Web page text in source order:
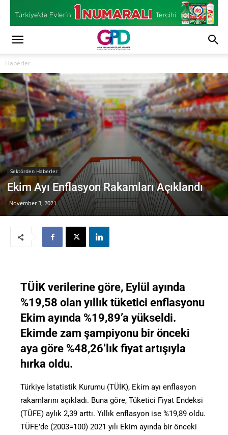
Haberler
Sektörden Haberler
Ekim Ayı Enflasyon Rakamları Açıklandı
November 3, 2021
TÜİK verilerine göre, Eylül ayında
%19,58 olan yıllık tüketici enflasyonu
Ekim ayında %19,89’a yükseldi.
Ekimde zam şampiyonu bir önceki
aya göre %48,26’lık fiyat artışıyla
hırka oldu.
Türkiye İstatistik Kurumu (TÜİK), Ekim ayı enflasyon
rakamlarını açıkladı. Buna göre, Tüketici Fiyat Endeksi
(TÜFE) aylık 2,39 arttı. Yıllık enflasyon ise %19,89 oldu.
TÜFE’de (2003=100) 2021 yılı Ekim ayında bir önceki